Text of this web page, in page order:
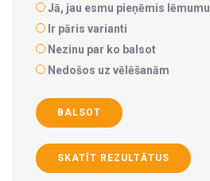
Jā, jau esmu pieņēmis lēmumu
Ir pāris varianti
Nezinu par ko balsot
Nedošos uz vēlēšanām
BALSOT
SKATĪT REZULTĀTUS